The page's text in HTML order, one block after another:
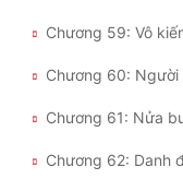
Chương 59: Vô
Chương 60: Người
Chương 61: Nửa
Chương 62: Danh